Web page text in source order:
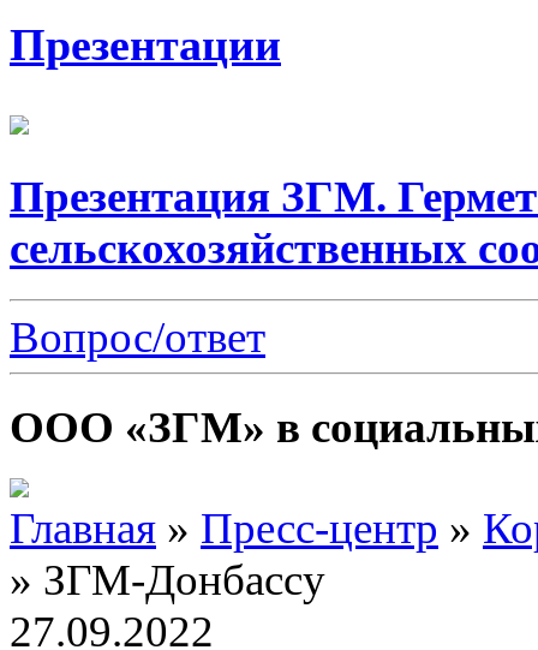
Презентации
Презентация ЗГМ.
сельскохозяйственных
Вопрос/ответ
ООО «ЗГМ» в
Главная » Пресс-центр »
» ЗГМ-Донбассу
27.09.2022